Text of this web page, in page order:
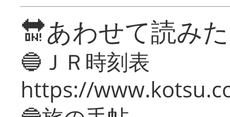
🔛あわせて読み
🔵ＪＲ時刻表
https://